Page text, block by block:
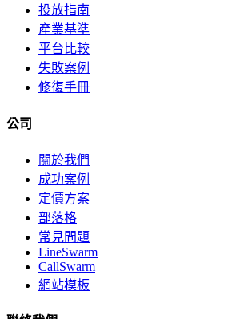
投放指南
產業基準
平台比較
失敗案例
修復手冊
公司
關於我們
成功案例
定價方案
部落格
常見問題
LineSwarm
CallSwarm
網站模板